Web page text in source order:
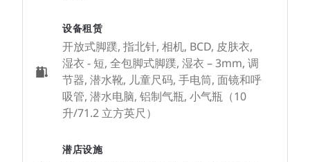
设备租赁
开放式脚蹼, 指北针, 相机, BCD, 皮肤衣,
湿衣 - 短, 全包脚式脚蹼, 湿衣 – 3mm, 调
节器, 潜水靴, 儿童尺码, 手电筒, 面镜和呼
吸管, 潜水电脑, 铝制气瓶, 小气瓶（10
升/71.2 立方英尺）
潜店设施